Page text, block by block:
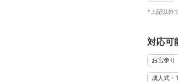
*上記以外
対応可
お宮参り
成人式・